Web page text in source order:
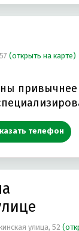
(открыть на карте)
телефон
улица, 52